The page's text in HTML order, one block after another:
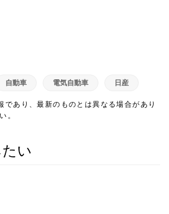
自動車 電気自動車 日産
であり、最新のものとは異なる場合があり
。
い